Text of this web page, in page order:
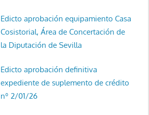
Edicto aprobación equipamiento Casa
Cosistorial, Área de Concertación de
la Diputación de Sevilla
Edicto aprobación definitiva
expediente de suplemento de crédito
nº 2/01/26